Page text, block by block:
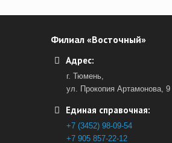
Филиал «Восточный»
Адрес:
г. Тюмень,
ул. Прокопия Артамонова, 9
Единая справочная:
+7 (3452) 98-09-54
+7 905 857-22-12